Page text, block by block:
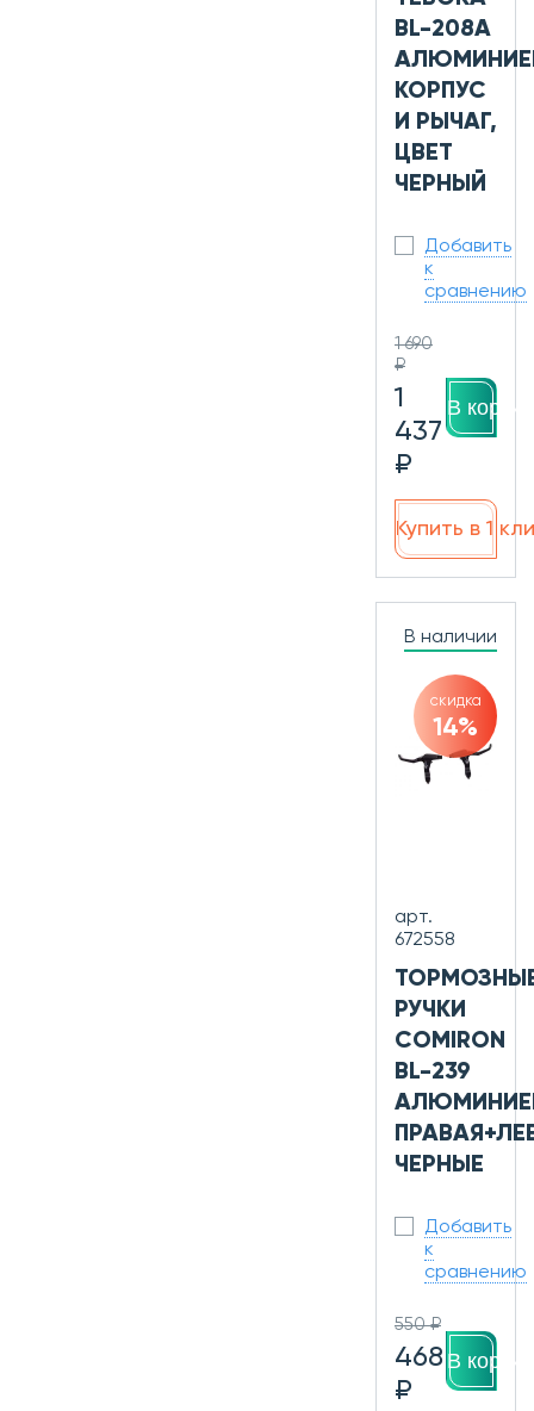
BL-208A
КОРПУС
И РЫЧАГ,
ЦВЕТ
ЧЕРНЫЙ
Добавить
к
сравнению
1 690
₽
1
437
₽
В
Купить в 1
В наличии
скидка
14%
арт.
672558
РУЧКИ
COMIRON
BL-239
ЧЕРНЫЕ
Добавить
к
сравнению
550 ₽
468
₽
В